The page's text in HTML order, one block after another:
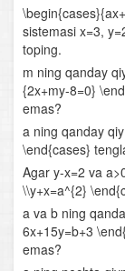
Aralash bo‘lim
Ko‘rsatkichli
Ko‘rsatkichli
Ko‘rsatkichli
Logarifm
Logarifmik
Logarifmik
sistemasi x=3,
toping.
m ning qanday
{2x+my-8=0}
emas?
a ning qanday
\end{cases}
Agar y-x=2 va
\\y+x=a^{2}
a va b ning
6x+15y=b+3
emas?